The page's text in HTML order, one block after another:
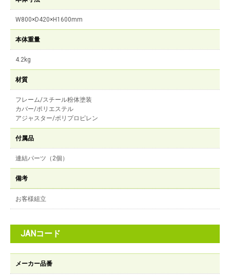
W800×D420×H1600mm
本体重量
4.2kg
材質
フレーム/スチール粉体塗装
カバー/ポリエステル
アジャスター/ポリプロピレン
付属品
連結パーツ（2個）
備考
お客様組立
JANコード
メーカー品番